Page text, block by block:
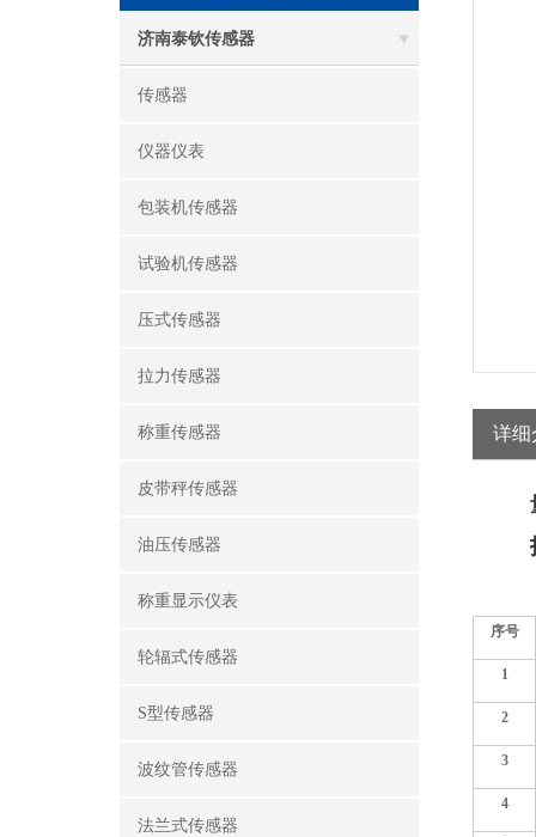
济南泰钦传感器
传感器
仪器仪表
包装机传感器
试验机传感器
压式传感器
拉力传感器
称重传感器
皮带秤传感器
油压传感器
称重显示仪表
轮辐式传感器
S型传感器
波纹管传感器
法兰式传感器
详细
序号
1
2
3
4